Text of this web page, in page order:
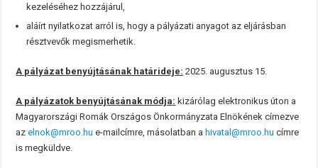
kezeléséhez hozzájárul,
aláírt nyilatkozat arról is, hogy a pályázati anyagot az eljárásban
résztvevők megismerhetik.
A pályázat benyújtásának határideje: 2025. augusztus 15.
A pályázatok benyújtásának módja: kizárólag elektronikus úton a
Magyarországi Romák Országos Önkormányzata Elnökének címezve
azelnok@mroo.hu e-mailcímre, másolatban a hivatal@mroo.hu címre
is megküldve.